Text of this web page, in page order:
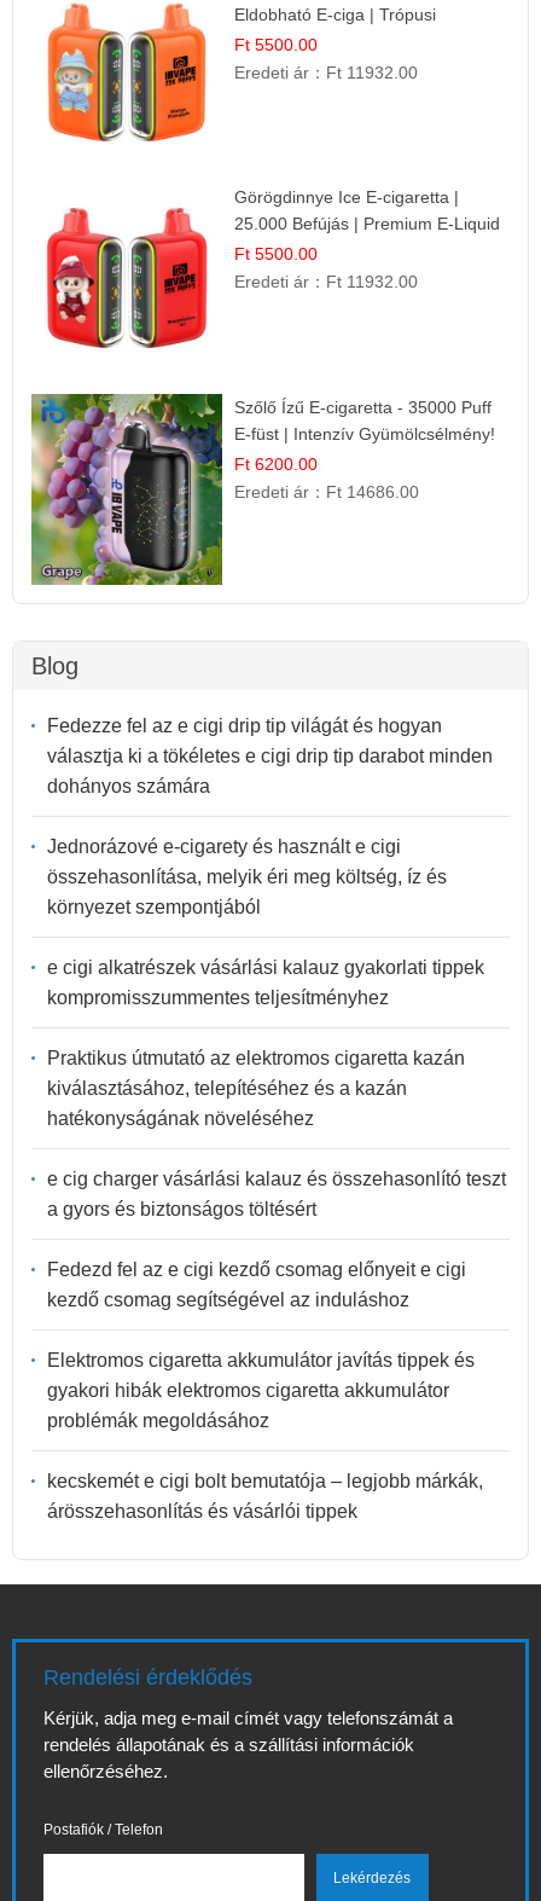
Eldobható E-ciga | Trópusi
Gyümölcs Élmény!
Ft 5500.00
Eredeti ár： Ft 11932.00
Görögdinnye Ice E-cigaretta |
25.000 Befújás | Premium E-Liquid
Ft 5500.00
Eredeti ár： Ft 11932.00
Szőlő Ízű E-cigaretta - 35000 Puff
E-füst | Intenzív Gyümölcsélmény!
Ft 6200.00
Eredeti ár： Ft 14686.00
Blog
Fedezze fel az e cigi drip tip világát és hogyan
választja ki a tökéletes e cigi drip tip darabot minden
dohányos számára
Jednorázové e-cigarety és használt e cigi
összehasonlítása, melyik éri meg költség, íz és
környezet szempontjából
e cigi alkatrészek vásárlási kalauz gyakorlati tippek
kompromisszummentes teljesítményhez
Praktikus útmutató az elektromos cigaretta kazán
kiválasztásához, telepítéséhez és a kazán
hatékonyságának növeléséhez
e cig charger vásárlási kalauz és összehasonlító teszt
a gyors és biztonságos töltésért
Fedezd fel az e cigi kezdő csomag előnyeit e cigi
kezdő csomag segítségével az induláshoz
Elektromos cigaretta akkumulátor javítás tippek és
gyakori hibák elektromos cigaretta akkumulátor
problémák megoldásához
kecskemét e cigi bolt bemutatója – legjobb márkák,
árösszehasonlítás és vásárlói tippek
Rendelési érdeklődés
Kérjük, adja meg e-mail címét vagy telefonszámát a
rendelés állapotának és a szállítási információk
ellenőrzéséhez.
Postafiók / Telefon